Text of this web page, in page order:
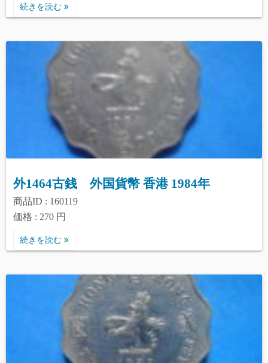
続きを読む
外1464古銭 外国貨幣 香港 1984年
商品ID : 160119
価格 : 270 円
続きを読む